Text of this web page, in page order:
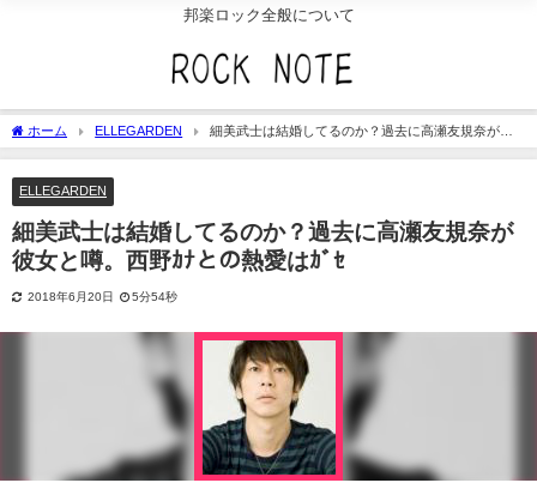
邦楽ロック全般について
ホーム ELLEGARDEN
細美武士は結婚してるのか？過去に高瀬友規奈が彼
女と噂。西野ｶﾅとの熱愛はｶﾞｾ
ELLEGARDEN
細美武士は結婚してるのか？過去に高瀬友規奈が
彼女と噂。西野ｶﾅとの熱愛はｶﾞｾ
2018年6月20日 5分54秒